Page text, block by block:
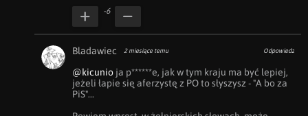
-6
Bladawiec 2 miesiące temu Odpowiedz
@kicunio ja p******e, jak w tym kraju ma być lepiej,
jeżeli łapie się aferzystę z PO to słyszysz - "A bo za
PiS"...